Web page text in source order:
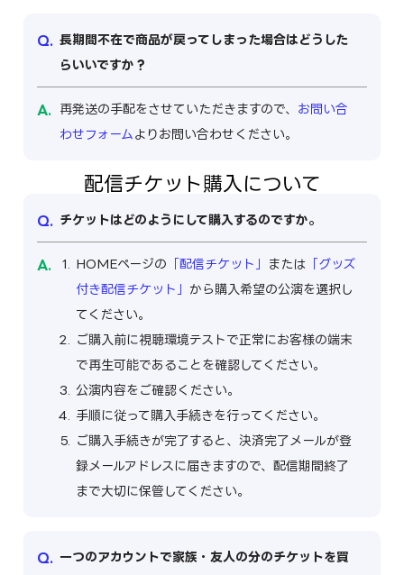
長期間不在で商品が戻ってしまった場合はどうした
らいいですか？
再発送の手配をさせていただきますので、 お問い合
わせフォーム よりお問い合わせください。
配信チケット購入について
チケットはどのようにして購入するのですか。
HOMEページの 「配信チケット」 または 「グッズ
付き配信チケット」 から購入希望の公演を選択し
てください。
ご購入前に視聴環境テストで正常にお客様の端末
で再生可能であることを確認してください。
公演内容をご確認ください。
手順に従って購入手続きを行ってください。
ご購入手続きが完了すると、決済完了メールが登
録メールアドレスに届きますので、配信期間終了
まで大切に保管してください。
一つのアカウントで家族・友人の分のチケットを買